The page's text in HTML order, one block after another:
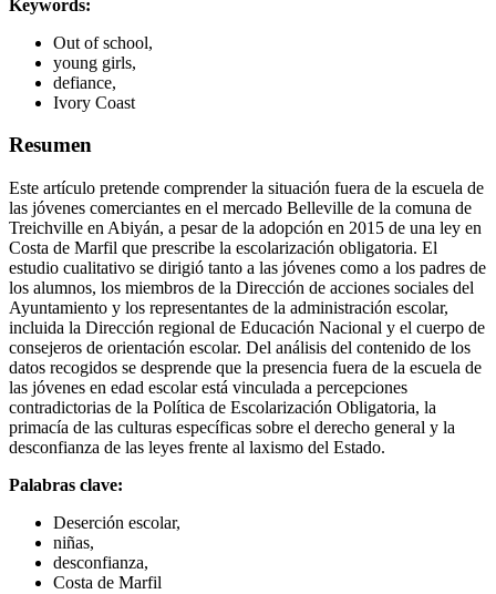
Keywords:
Out of school,
young girls,
defiance,
Ivory Coast
Resumen
Este artículo pretende comprender la situación fuera de la escuela de
las jóvenes comerciantes en el mercado Belleville de la comuna de
Treichville en Abiyán, a pesar de la adopción en 2015 de una ley en
Costa de Marfil que prescribe la escolarización obligatoria. El
estudio cualitativo se dirigió tanto a las jóvenes como a los padres de
los alumnos, los miembros de la Dirección de acciones sociales del
Ayuntamiento y los representantes de la administración escolar,
incluida la Dirección regional de Educación Nacional y el cuerpo de
consejeros de orientación escolar. Del análisis del contenido de los
datos recogidos se desprende que la presencia fuera de la escuela de
las jóvenes en edad escolar está vinculada a percepciones
contradictorias de la Política de Escolarización Obligatoria, la
primacía de las culturas específicas sobre el derecho general y la
desconfianza de las leyes frente al laxismo del Estado.
Palabras clave:
Deserción escolar,
niñas,
desconfianza,
Costa de Marfil